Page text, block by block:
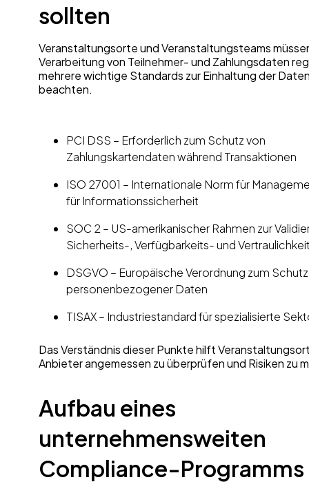
sollten
Veranstaltungsorte und Veranstaltungsteams
Verarbeitung von Teilnehmer- und Zahlungsdaten
mehrere wichtige Standards zur Einhaltung der
beachten.
PCI DSS – Erforderlich zum Schutz von
Zahlungskartendaten während Transaktionen
ISO 27001 – Internationale Norm für
für Informationssicherheit
SOC 2 – US-amerikanischer Rahmen zur
Sicherheits-, Verfügbarkeits- und
DSGVO – Europäische Verordnung zum Schutz
personenbezogener Daten
TISAX – Industriestandard für spezialisierte
Das Verständnis dieser Punkte hilft
Anbieter angemessen zu überprüfen und Risiken zu
Aufbau eines
unternehmensweiten
Compliance-Programms